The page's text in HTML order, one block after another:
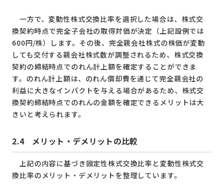
一方で、変動性株式交換比率を選択した場合は、株式交
換契約時点で完全子会社の取得対価が決定（上記設例では
600円/株）します。その後、完全親会社株式の株価が変動
しても交付する親会社株式数が調整されるため、株式交換
契約の締結時点でのれん計上額を確定することができま
す。のれん計上額は、のれん償却費を通じて完全親会社の
利益に大きなインパクトを与える場合があるため、株式交
換契約締結時点でのれんの金額を確定できるメリットは大
きいと考えられます。
2.4 メリット・デメリットの比較
上記の内容に基づき固定性株式交換比率と変動性株式交
換比率のメリット・デメリットを整理しています。